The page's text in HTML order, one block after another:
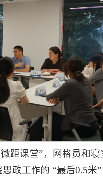
距课堂”，网格员和
政工作的 “最后0.5米